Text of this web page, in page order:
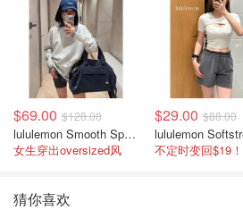
$69.00 $128.00
lululemon Smooth Spacer 经典卫衣
女生穿出oversized风
$29.00 $88.00
猜你喜欢